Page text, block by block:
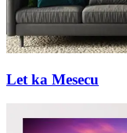
Let ka Mesecu